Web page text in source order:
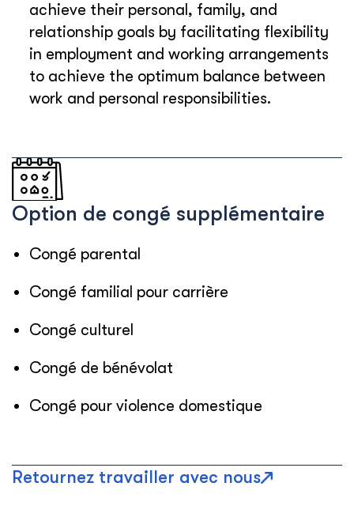
achieve their personal, family, and
relationship goals by facilitating flexibility
in employment and working arrangements
to achieve the optimum balance between
work and personal responsibilities.
Option de congé supplémentaire
Congé parental
Congé familial pour carrière
Congé culturel
Congé de bénévolat
Congé pour violence domestique
Retournez travailler avec nous